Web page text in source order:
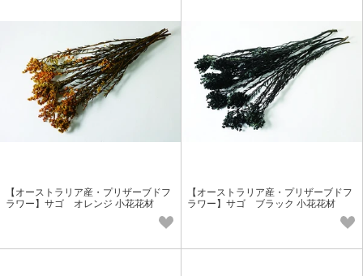
【オーストラリア産・プリザーブドフ
ラワー】サゴ オレンジ 小花花材
【オーストラリア産・プリザーブドフ
ラワー】サゴ ブラック 小花花材